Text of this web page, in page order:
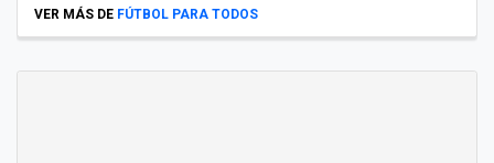
VER MÁS DE FÚTBOL PARA TODOS